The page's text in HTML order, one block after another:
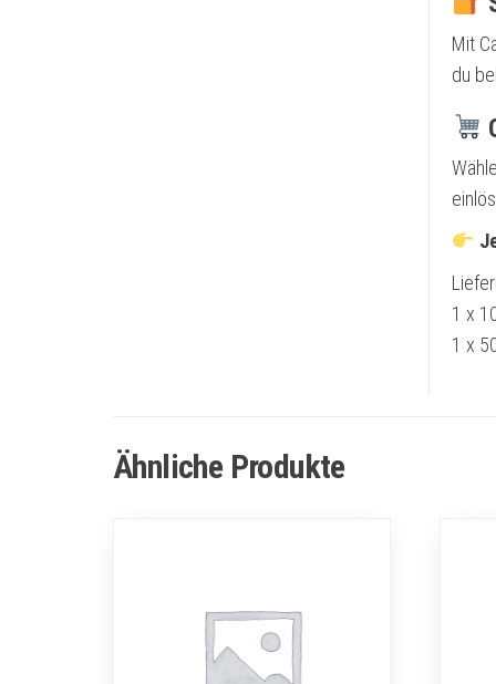
Mit
du
1 x
1 x
Ähnliche Produkte